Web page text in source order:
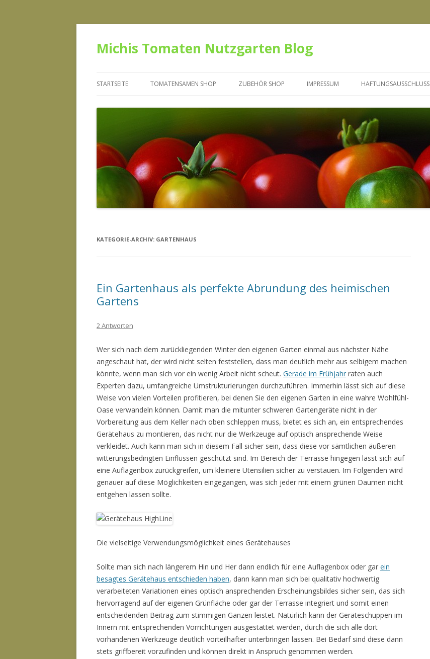
Michis Tomaten Nutzgarten Blog
STARTSEITE TOMATENSAMEN SHOP ZUBEHÖR SHOP IMPRESSUM HAFTUNGSAUSSCHLUSS
KATEGORIE-ARCHIV: GARTENHAUS
Ein Gartenhaus als perfekte Abrundung des heimischen
Gartens
2 Antworten
Wer sich nach dem zurückliegenden Winter den eigenen Garten einmal aus nächster Nähe
angeschaut hat, der wird nicht selten feststellen, dass man deutlich mehr aus selbigem machen
könnte, wenn man sich vor ein wenig Arbeit nicht scheut. Gerade im Frühjahr raten auch
Experten dazu, umfangreiche Umstrukturierungen durchzuführen. Immerhin lässt sich auf diese
Weise von vielen Vorteilen profitieren, bei denen Sie den eigenen Garten in eine wahre Wohlfühl-
Oase verwandeln können. Damit man die mitunter schweren Gartengeräte nicht in der
Vorbereitung aus dem Keller nach oben schleppen muss, bietet es sich an, ein entsprechendes
Gerätehaus zu montieren, das nicht nur die Werkzeuge auf optisch ansprechende Weise
verkleidet. Auch kann man sich in diesem Fall sicher sein, dass diese vor sämtlichen äußeren
witterungsbedingten Einflüssen geschützt sind. Im Bereich der Terrasse hingegen lässt sich auf
eine Auflagenbox zurückgreifen, um kleinere Utensilien sicher zu verstauen. Im Folgenden wird
genauer auf diese Möglichkeiten eingegangen, was sich jeder mit einem grünen Daumen nicht
entgehen lassen sollte.
Die vielseitige Verwendungsmöglichkeit eines Gerätehauses
Sollte man sich nach längerem Hin und Her dann endlich für eine Auflagenbox oder gar ein
besagtes Gerätehaus entschieden haben, dann kann man sich bei qualitativ hochwertig
verarbeiteten Variationen eines optisch ansprechenden Erscheinungsbildes sicher sein, das sich
hervorragend auf der eigenen Grünfläche oder gar der Terrasse integriert und somit einen
entscheidenden Beitrag zum stimmigen Ganzen leistet. Natürlich kann der Geräteschuppen im
Innern mit entsprechenden Vorrichtungen ausgestattet werden, durch die sich alle dort
vorhandenen Werkzeuge deutlich vorteilhafter unterbringen lassen. Bei Bedarf sind diese dann
stets griffbereit vorzufinden und können direkt in Anspruch genommen werden.